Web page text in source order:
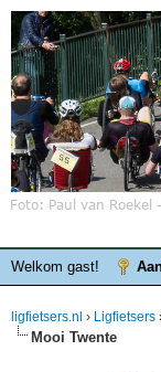
Welkom gast!
ligfietsers.nl › Ligfietsers
Mooi Twente